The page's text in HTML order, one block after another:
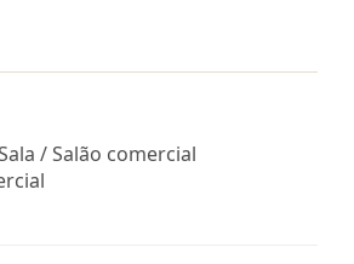
/ Salão comercial